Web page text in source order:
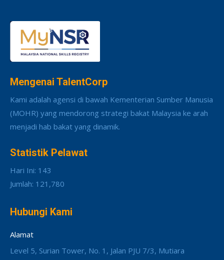
Mengenai TalentCorp
Kami adalah agensi di bawah Kementerian Sumber Manusia
(MOHR) yang mendorong strategi bakat Malaysia ke arah
menjadi hab bakat yang dinamik.
Statistik Pelawat
Hari Ini: 143
Jumlah: 121,780
Hubungi Kami
Alamat
Level 5, Surian Tower, No. 1, Jalan PJU 7/3, Mutiara